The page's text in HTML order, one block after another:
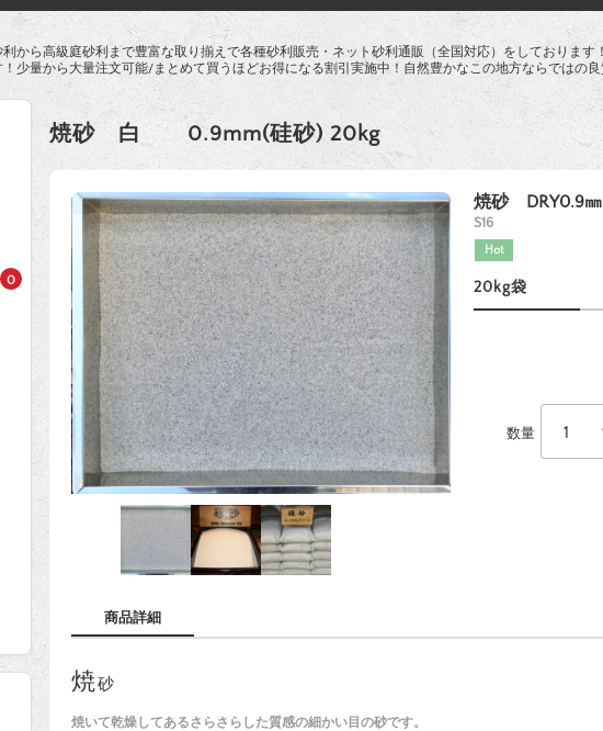
から高級庭砂利まで豊富な取り揃えで各種砂利販売・ネット砂利通販（全国対応）をしておりま
少量から大量注文可能/まとめて買うほどお得になる割引実施中！自然豊かなこの地方ならではの
0
焼砂 白 0.9mm(硅砂) 20kg
焼砂
S16
Hot
20kg袋
数量
商品詳細
焼砂
焼いて乾燥してあるさらさらした質感の細かい目の砂です。